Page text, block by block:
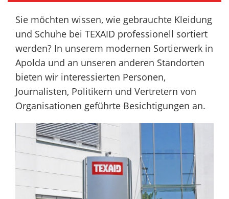
Sie möchten wissen, wie gebrauchte Kleidung
und Schuhe bei TEXAID professionell sortiert
werden? In unserem modernen Sortierwerk in
Apolda und an unseren anderen Standorten
bieten wir interessierten Personen,
Journalisten, Politikern und Vertretern von
Organisationen geführte Besichtigungen an.